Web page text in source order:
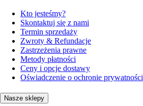
Kto jesteśmy?
Skontaktuj się z nami
Termin sprzedaży
Zwroty & Refundacje
Zastrzeżenia prawne
Metody płatności
Ceny i opcje dostawy
Oświadczenie o ochronie prywatności
Nasze sklepy